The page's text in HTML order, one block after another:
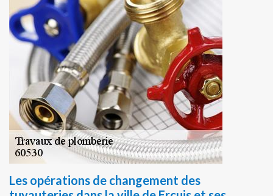
Les opérations de changement des